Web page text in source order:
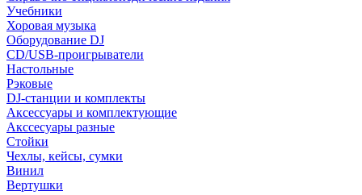
Учебники
Хоровая музыка
Оборудование DJ
CD/USB-проигрыватели
Настольные
Рэковые
DJ-станции и комплекты
Аксессуары и комплектующие
Акссесуары разные
Стойки
Чехлы, кейсы, сумки
Винил
Вертушки